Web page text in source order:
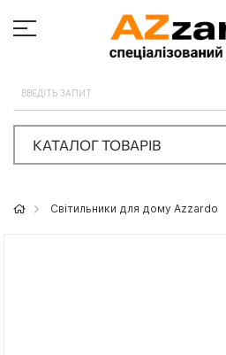
КАТАЛОГ ТОВАРІВ
Світильники для дому Azzardo